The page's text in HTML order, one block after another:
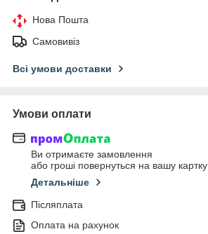
Нова Пошта
Самовивіз
Всі умови доставки
Умови оплати
Ви отримаєте замовлення
або гроші повернуться на вашу картку
Детальніше
Післяплата
Оплата на рахунок